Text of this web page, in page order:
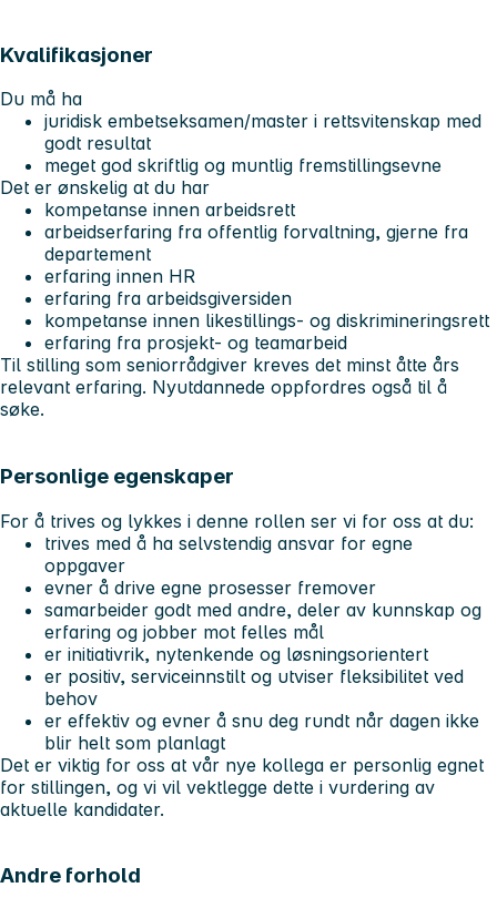
Kvalifikasjoner
Du må ha
juridisk embetseksamen/master i rettsvitenskap med
godt resultat
meget god skriftlig og muntlig fremstillingsevne
Det er ønskelig at du har
kompetanse innen arbeidsrett
arbeidserfaring fra offentlig forvaltning, gjerne fra
departement
erfaring innen HR
erfaring fra arbeidsgiversiden
kompetanse innen likestillings- og diskrimineringsrett
erfaring fra prosjekt- og teamarbeid
Til stilling som seniorrådgiver kreves det minst åtte års
relevant erfaring. Nyutdannede oppfordres også til å
søke.
Personlige egenskaper
For å trives og lykkes i denne rollen ser vi for oss at du:
trives med å ha selvstendig ansvar for egne
oppgaver
evner å drive egne prosesser fremover
samarbeider godt med andre, deler av kunnskap og
erfaring og jobber mot felles mål
er initiativrik, nytenkende og løsningsorientert
er positiv, serviceinnstilt og utviser fleksibilitet ved
behov
er effektiv og evner å snu deg rundt når dagen ikke
blir helt som planlagt
Det er viktig for oss at vår nye kollega er personlig egnet
for stillingen, og vi vil vektlegge dette i vurdering av
aktuelle kandidater.
Andre forhold